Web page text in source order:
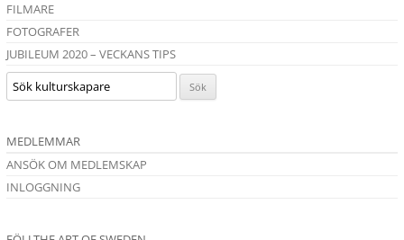
FILMARE
FOTOGRAFER
JUBILEUM 2020 – VECKANS TIPS
MEDLEMMAR
ANSÖK OM MEDLEMSKAP
INLOGGNING